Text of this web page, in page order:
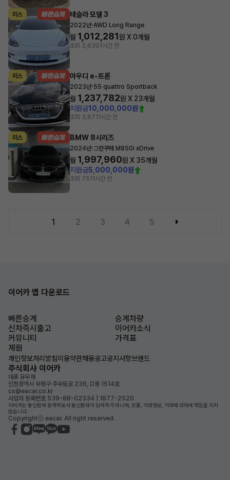
리스 테슬라 모델 3
2022년·AWD Long Range
월 1,012,281원 X0개월
조회 3,6301시간 전
리스 아우디 e-트론
2023년·55 quattro Sportback
월 1,237,782원 X 23개월
지원금10,000,000원
조회 3,671 1시간 전
리스 BMW 8시리즈
2024년·그란쿠페 M850i xDrive
월 1,997,960원 X 35개월
지원금5,000,000원
조회 751 1시간 전
1 2 3 4 5
이어카 앱 다운로드
빠른승계
승계차량
신차즉시출고
이어카소식
커뮤니티
가격표
제원
개인정보처리방침이용약관채용공고공지사항브랜드
주식회사 이어카
대표 유우재
인천광역시 부평구 주부토로 236, D동 1514호
cs@eacar.co.kr
사업자 등록번호 539-88-02334 | 1877-2520
이어카는 통신판매 중개자로서 통신판매의 당사자가 아니며, 상품, 거래정보, 거래에 대하여 책임을 지지
않습니다.
Copyrightⓒ eacar. All right reserved.